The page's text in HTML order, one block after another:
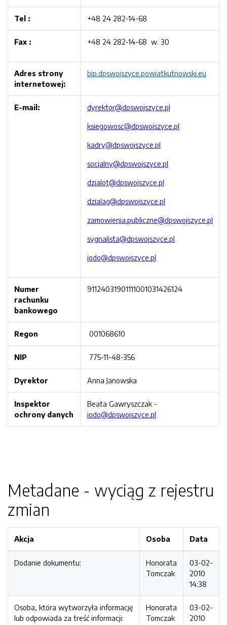
Tel : +48 24 282-14-68
Fax : +48 24 282-14-68 w. 30
Adres strony
internetowej:
bip.dpswojszyce.powiatkutnowski.eu
E-mail: dyrektor@dpswojszyce.pl
ksiegowosc@dpswojszyce.pl
kadry@dpswojszyce.pl
socjalny@dpswojszyce.pl
dzialot@dpswojszyce.pl
dzialag@dpswojszyce.pl
zamowienia.publiczne@dpswojszyce.pl
sygnalista@dpswojszyce.pl
iodo@dpswojszyce.pl
Numer
rachunku
bankowego
91124031901111001031426124
Regon 001068610
NIP 775-11-48-356
Dyrektor Anna Janowska
Inspektor
ochrony danych
Beata Gawryszczak -
iodo@dpswojszyce.pl
Metadane - wyciąg z rejestru
zmian
Akcja Osoba Data
Dodanie dokumentu:
Honorata
Tomczak
03-02-
2010
14:38
Osoba, która wytworzyła informację
lub odpowiada za treść informacji:
Honorata
Tomczak
03-02-
2010